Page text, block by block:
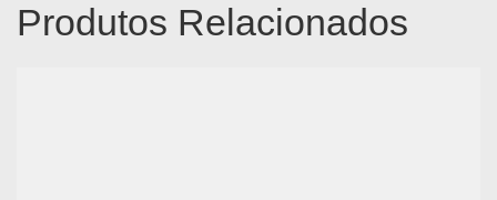
Produtos Relacionados